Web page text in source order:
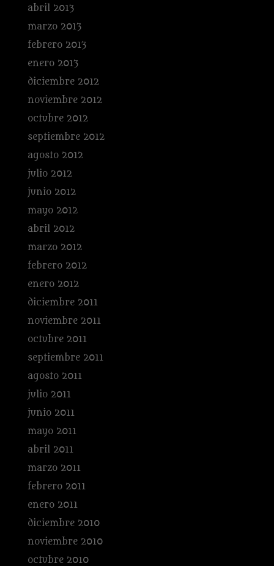
abril 2013
marzo 2013
febrero 2013
enero 2013
diciembre 2012
noviembre 2012
octubre 2012
septiembre 2012
agosto 2012
julio 2012
junio 2012
mayo 2012
abril 2012
marzo 2012
febrero 2012
enero 2012
diciembre 2011
noviembre 2011
octubre 2011
septiembre 2011
agosto 2011
julio 2011
junio 2011
mayo 2011
abril 2011
marzo 2011
febrero 2011
enero 2011
diciembre 2010
noviembre 2010
octubre 2010